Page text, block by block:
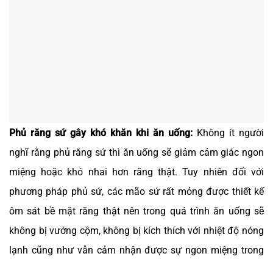
Phủ răng sứ gây khó khăn khi ăn uống: Không ít người
nghĩ rằng phủ răng sứ thì ăn uống sẽ giảm cảm giác ngon
miệng hoặc khó nhai hơn răng thật. Tuy nhiên đối với
phương pháp phủ sứ, các mão sứ rất mỏng được thiết kế
ôm sát bề mặt răng thật nên trong quá trình ăn uống sẽ
không bị vướng cộm, không bị kích thích với nhiệt độ nóng
lạnh cũng như vẫn cảm nhận được sự ngon miệng trong